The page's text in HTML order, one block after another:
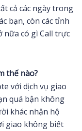
cả các ngày trong
bạn, còn các tỉnh
nữa có gì Call trực
thế nào?
với dịch vụ giao
quá bận không
khác nhận hộ
giao không biết